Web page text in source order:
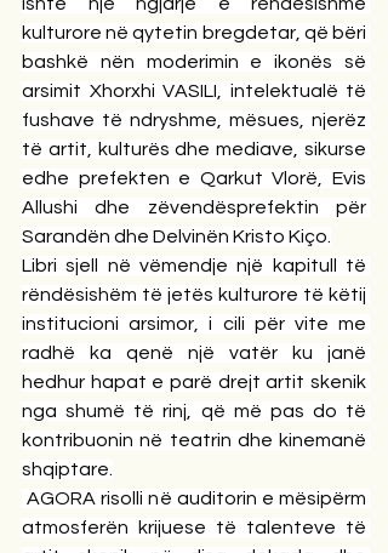
kulturore në qytetin bregdetar, që bëri
bashkë nën moderimin e ikonës së
arsimit Xhorxhi VASILI, intelektualë të
fushave të ndryshme, mësues, njerëz
të artit, kulturës dhe mediave, sikurse
edhe prefekten e Qarkut Vlorë, Evis
Allushi dhe zëvendësprefektin për
Sarandën dhe Delvinën Kristo Kiço.
Libri sjell në vëmendje një kapitull të
rëndësishëm të jetës kulturore të këtij
institucioni arsimor, i cili për vite me
radhë ka qenë një vatër ku janë
hedhur hapat e parë drejt artit skenik
nga shumë të rinj, që më pas do të
kontribuonin në teatrin dhe kinemanë
shqiptare.
AGORA risolli në auditorin e mësipërm
atmosferën krijuese të talenteve të